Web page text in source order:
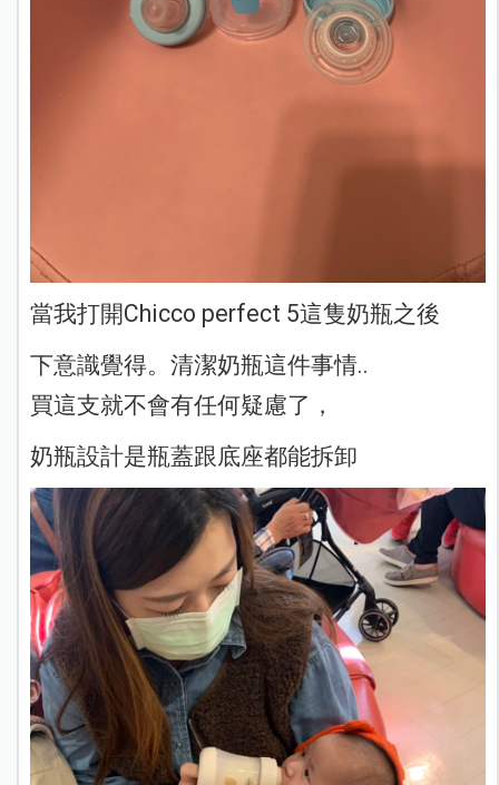
當我打開Chicco perfect 5這隻奶瓶之後
下意識覺得。清潔奶瓶這件事情..
買這支就不會有任何疑慮了，
奶瓶設計是瓶蓋跟底座都能拆卸